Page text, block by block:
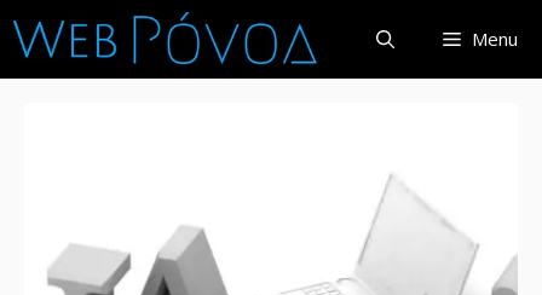
Pular
para
o
Menu